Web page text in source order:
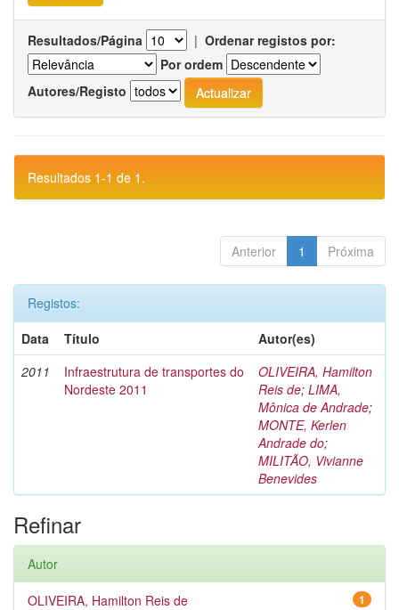
Resultados/Página | Ordenar registos por:
Por ordem
Autores/Registo
Resultados 1-1 de 1.
Anterior 1 Próxima
Registos:
Data
Título
Autor(es)
2011
Infraestrutura de transportes do
Nordeste 2011
OLIVEIRA, Hamilton
Reis de; LIMA,
Mônica de Andrade;
MONTE, Kerlen
Andrade do;
MILITÃO, Vivianne
Benevides
Refinar
Autor
1
OLIVEIRA, Hamilton Reis de